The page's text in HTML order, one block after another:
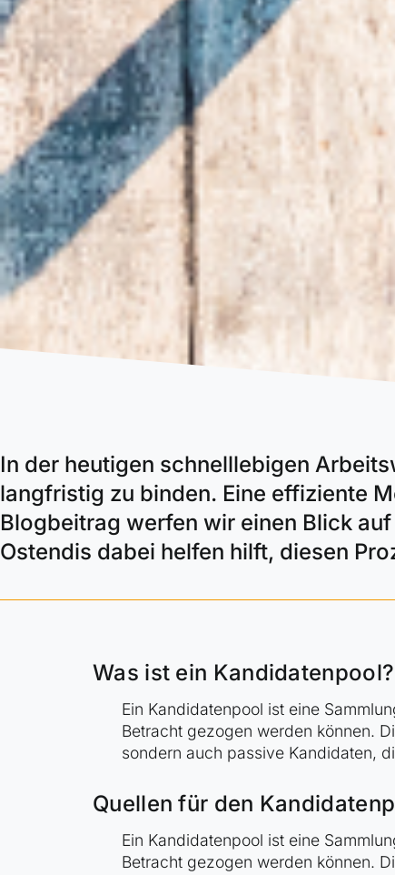
In der heutigen schnelllebigen
langfristig zu binden. Eine effiziente
Blogbeitrag werfen wir einen Blick
Ostendis dabei helfen hilft, diesen
Was ist ein Kandidatenpool?
Ein Kandidatenpool ist eine
Betracht gezogen werden können.
sondern auch passive Kandidaten,
Quellen für den
Ein Kandidatenpool ist eine
Betracht gezogen werden können.